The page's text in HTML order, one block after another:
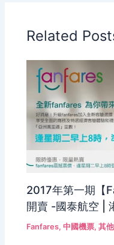
Related
2017年第一期【
開賣 -國泰航空 |
Fanfares,中國機票,其